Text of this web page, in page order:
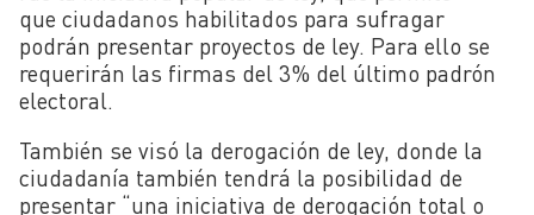
que ciudadanos habilitados para sufragar
podrán presentar proyectos de ley. Para ello se
requerirán las firmas del 3% del último padrón
electoral.
También se visó la derogación de ley, donde la
ciudadanía también tendrá la posibilidad de
presentar “una iniciativa de derogación total o